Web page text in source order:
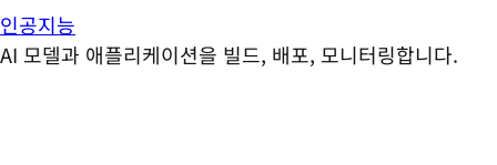
인공지능
AI 모델과 애플리케이션을 빌드, 배포, 모니터링합니다.